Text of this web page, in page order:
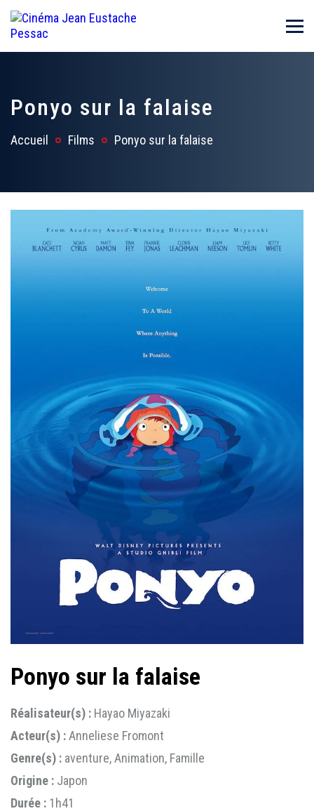
Ponyo sur la falaise
Accueil Films Ponyo sur la falaise
Ponyo sur la falaise
Réalisateur(s) : Hayao Miyazaki
Acteur(s) :Anneliese Fromont
Genre(s) : aventure, Animation, Famille
Origine : Japon
Durée : 1h41